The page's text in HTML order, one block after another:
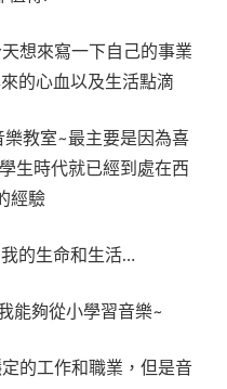
想來寫一下自己的事業
的心血以及生活點滴
教室~最主要是因為喜
生時代就已經到處在西
經驗
的生命和生活…
能夠從小學習音樂~
的工作和職業，但是音